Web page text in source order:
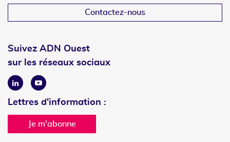
Contactez-nous
Suivez ADN Ouest
sur les réseaux sociaux
LinkedinYoutube
Lettres d'information :
Je m'abonne